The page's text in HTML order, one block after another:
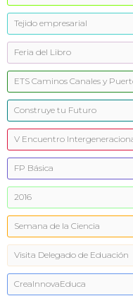
Tejido empresarial
Feria del Libro
ETS Caminos Canales y
Construye tu Futuro
V Encuentro
FP Básica
2016
Semana de la Ciencia
Visita Delegado de Eduación
CreaInnovaEduca